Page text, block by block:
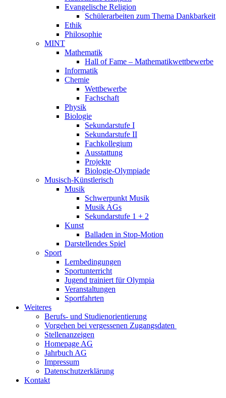
Evangelische Religion
Schülerarbeiten zum Thema Dankbarkeit
Ethik
Philosophie
MINT
Mathematik
Hall of Fame – Mathematikwettbewerbe
Informatik
Chemie
Wettbewerbe
Fachschaft
Physik
Biologie
Sekundarstufe I
Sekundarstufe II
Fachkollegium
Ausstattung
Projekte
Biologie-Olympiade
Musisch-Künstlerisch
Musik
Schwerpunkt Musik
Musik AGs
Sekundarstufe 1 + 2
Kunst
Balladen in Stop-Motion
Darstellendes Spiel
Sport
Lernbedingungen
Sportunterricht
Jugend trainiert für Olympia
Veranstaltungen
Sportfahrten
Weiteres
Berufs- und Studienorientierung
Vorgehen bei vergessenen Zugangsdaten
Stellenanzeigen
Homepage AG
Jahrbuch AG
Impressum
Datenschutzerklärung
Kontakt